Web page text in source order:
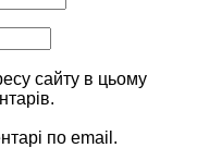
сайту в цьому
по email.